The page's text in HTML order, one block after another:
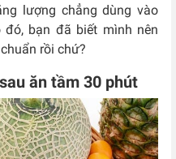
lượng chẳng dùng vào
bạn đã biết mình nên
rồi chứ?
ăn tầm 30 phút